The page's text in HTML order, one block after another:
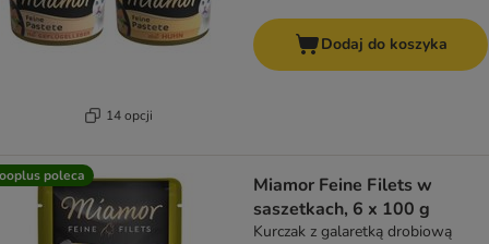
14 opcji
Dodaj do koszyka
poleca
Miamor Feine Filets w
saszetkach, 6 x 100 g
Kurczak z galaretką drobiową